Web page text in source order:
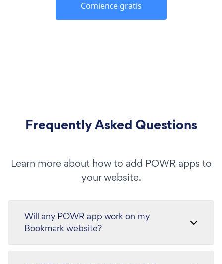
Comience gratis
Frequently Asked Questions
Learn more about how to add POWR apps to
your website.
Will any POWR app work on my
Bookmark website?